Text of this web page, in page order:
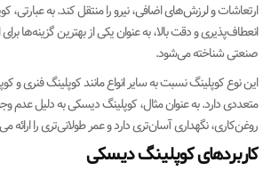
ارتعاشات و لرزش‌های اضافی، نیرو را منتقل کند. به عبارتی،
انعطاف‌پذیری و دقت بالا، به عنوان یکی از بهترین گزینه‌ها
صنعتی شناخته می‌شود.
این نوع کوپلینگ نسبت به سایر انواع مانند کوپلینگ فنری و
متعددی دارد. به عنوان مثال، کوپلینگ دیسکی به دلیل عدم
روغن‌کاری، نگهداری آسان‌تری دارد و عمر طولانی‌تری را ارائه
کاربردهای کوپلینگ دیسکی